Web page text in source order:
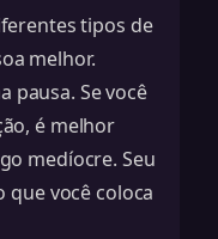
tipos de
melhor.
pausa. Se você
é melhor
medíocre. Seu
que você coloca